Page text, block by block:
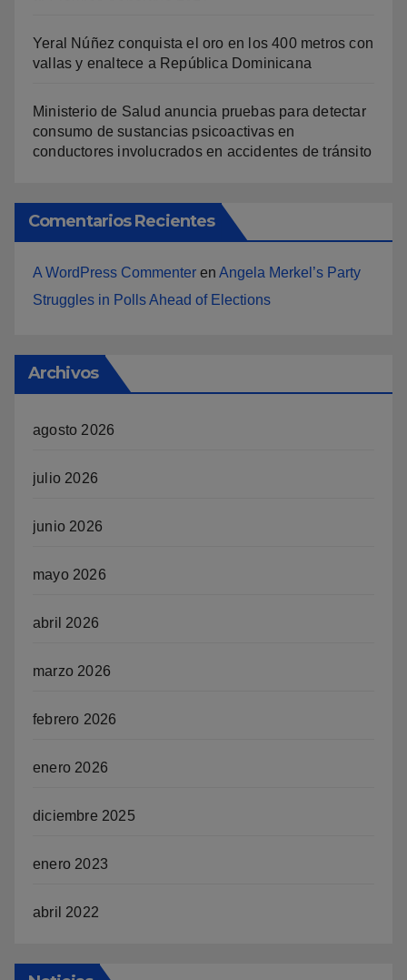
Yeral Núñez conquista el oro en los 400 metros con
vallas y enaltece a República Dominicana
Ministerio de Salud anuncia pruebas para detectar
consumo de sustancias psicoactivas en
conductores involucrados en accidentes de tránsito
Comentarios Recientes
A WordPress Commenter en Angela Merkel’s Party
Struggles in Polls Ahead of Elections
Archivos
agosto 2026
julio 2026
junio 2026
mayo 2026
abril 2026
marzo 2026
febrero 2026
enero 2026
diciembre 2025
enero 2023
abril 2022